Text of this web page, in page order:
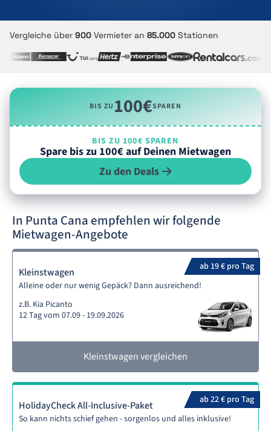
Vergleiche über 900 Vermieter an 85.000 Stationen
BIS ZU100€SPAREN
BIS ZU 100€ SPAREN
Spare bis zu 100€ auf Deinen Mietwagen
Zu den Deals
In Punta Cana empfehlen wir folgende
Mietwagen-Angebote
ab 19 € pro Tag
Kleinstwagen
Alleine oder nur wenig Gepäck? Dann ausreichend!
z.B. Kia Picanto
12 Tag vom 07.09 - 19.09.2026
Kleinstwagen vergleichen
ab 22 € pro Tag
HolidayCheck All-Inclusive-Paket
So kann nichts schief gehen - sorgenlos und alles inklusive!